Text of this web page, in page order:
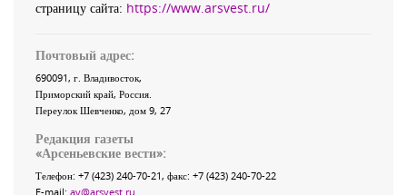
страницу сайта: https://www.arsvest.ru/
Почтовый адрес:
690091, г. Владивосток,
Приморский край, Россия
Переулок Шевченко, дом 9, 27
Редакция газеты
«Арсеньевские вести»:
Телефон: +7 (423) 240-70-21, факс: +7 (423) 240-70-22
E-mail: av@arsvest.ru